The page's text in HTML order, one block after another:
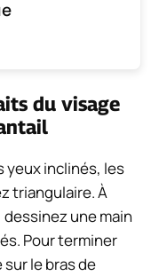
du visage
yeux inclinés, les
triangulaire.À
une main
Pour terminer
sur le bras de